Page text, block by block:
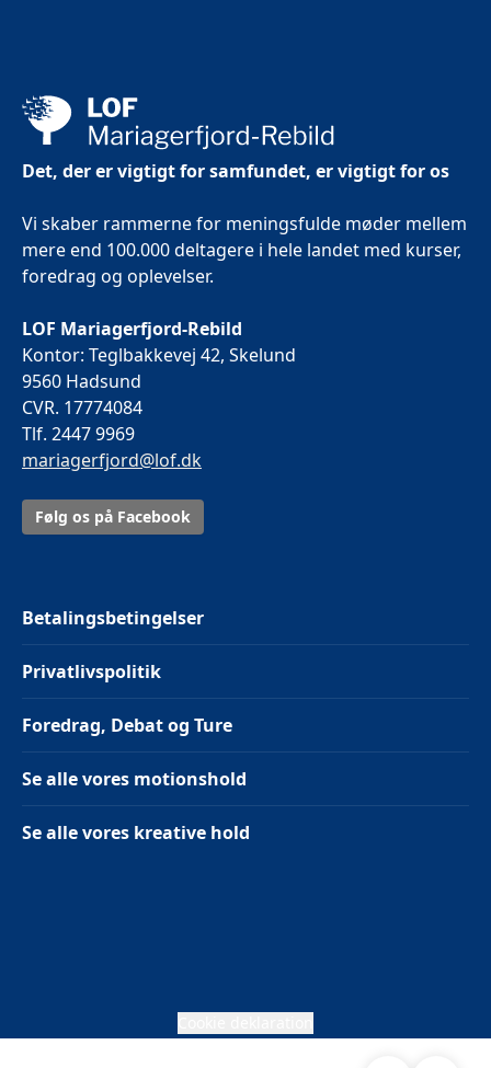
Det, der er vigtigt for samfundet, er vigtigt for os
Vi skaber rammerne for meningsfulde møder mellem
mere end 100.000 deltagere i hele landet med kurser,
foredrag og oplevelser.
LOF Mariagerfjord-Rebild
Kontor: Teglbakkevej 42, Skelund
9560 Hadsund
CVR. 17774084
Tlf. 2447 9969
mariagerfjord@lof.dk
Følg os på Facebook
Betalingsbetingelser
Privatlivspolitik
Foredrag, Debat og Ture
Se alle vores motionshold
Se alle vores kreative hold